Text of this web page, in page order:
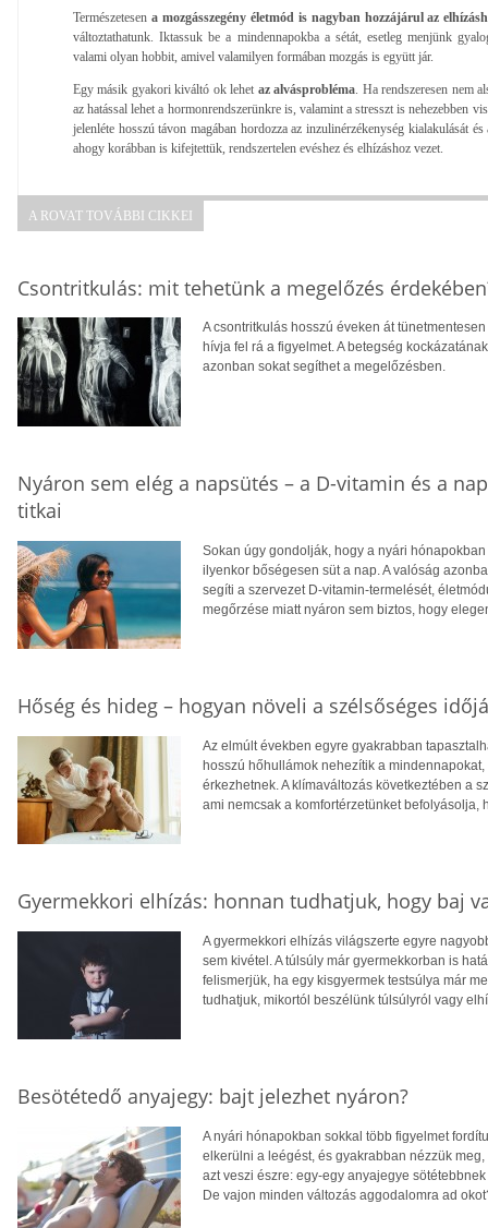
Természetesen a mozgásszegény életmód is nagyban hozzájárul az
változtathatunk. Iktassuk be a mindennapokba a sétát, esetleg menjünk
valami olyan hobbit, amivel valamilyen formában mozgás is együtt jár.
Egy másik gyakori kiváltó ok lehet az alvásprobléma . Ha rendszeresen nem
az hatással lehet a hormonrendszerünkre is, valamint a stresszt is nehezebben
jelenléte hosszú távon magában hordozza az inzulinérzékenység kialakulását
ahogy korábban is kifejtettük, rendszertelen evéshez és elhízáshoz vezet.
A ROVAT TOVÁBBI CIKKEI
Csontritkulás: mit tehetünk a megelőzés
A csontritkulás hosszú éveken át
hívja fel rá a figyelmet. A betegség
azonban sokat segíthet a megelőzésben.
Nyáron sem elég a napsütés – a D-vitamin és a
titkai
Sokan úgy gondolják, hogy a nyári
ilyenkor bőségesen süt a nap. A valóság
segíti a szervezet D-vitamin-termelését,
megőrzése miatt nyáron sem biztos, hogy
Hőség és hideg – hogyan növeli a szélsőséges
Az elmúlt években egyre gyakrabban
hosszú hőhullámok nehezítik a
érkezhetnek. A klímaváltozás következtében a
ami nemcsak a komfortérzetünket
Gyermekkori elhízás: honnan tudhatjuk, hogy baj
A gyermekkori elhízás világszerte egyre
sem kivétel. A túlsúly már gyermekkorban is
felismerjük, ha egy kisgyermek testsúlya már
tudhatjuk, mikortól beszélünk túlsúlyról vagy
Besötétedő anyajegy: bajt jelezhet nyáron?
A nyári hónapokban sokkal több figyelmet
elkerülni a leégést, és gyakrabban nézzük
azt veszi észre: egy-egy anyajegye
De vajon minden változás aggodalomra ad